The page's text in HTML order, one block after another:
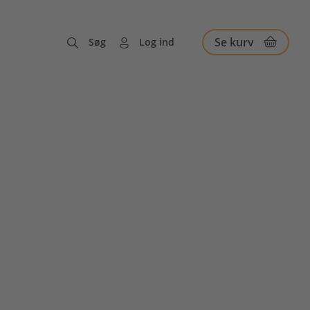
Søg Log ind Se kurv